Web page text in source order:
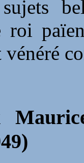
roi